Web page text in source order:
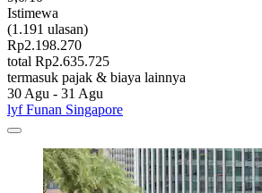
Istimewa
(1.191 ulasan)
Rp2.198.270
total Rp2.635.725
termasuk pajak & biaya lainnya
30 Agu - 31 Agu
lyf Funan Singapore